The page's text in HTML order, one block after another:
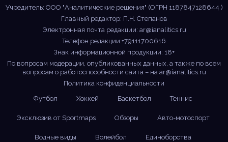
Учредитель: ООО "Аналитические решения" (ОГРН 1187847128644 )
Главный редактор: П.Н. Степанов
Электронная почта редакции: ar@ianalitics.ru
Телефон редакции:+79111700616
Знак информационной продукции: 18+
По вопросам модерации, опубликованных данных, а также по всем
вопросам о работоспособности сайта – на ar@ianalitics.ru
Политика конфиденциальности
Футбол
Хоккей Баскетбол Теннис
Эксклюзив от Sportmaps Обзоры Авто-мотоспорт
Водные виды Волейбол Единоборства